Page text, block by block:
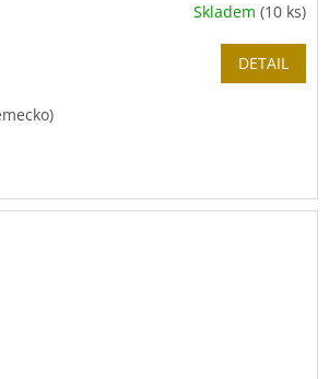
Skladem (10 ks)
DETAIL